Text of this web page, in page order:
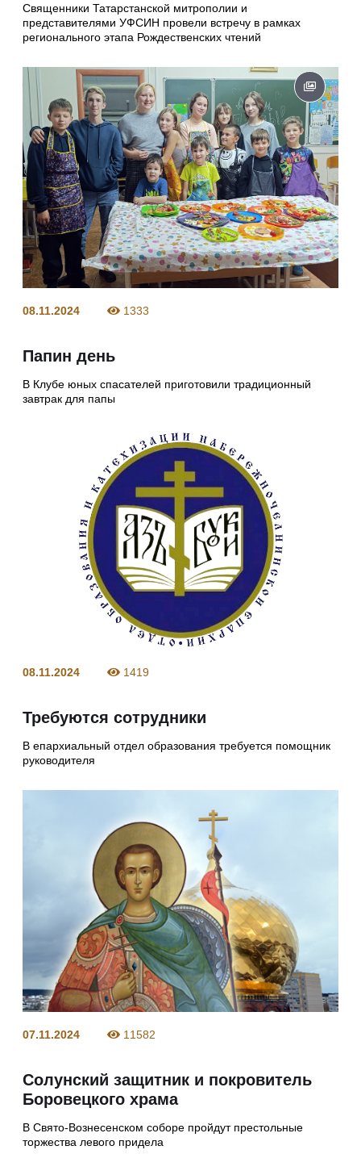
Священники Татарстанской митрополии и
представителями УФСИН провели встречу в рамках
регионального этапа Рождественских чтений
08.11.2024 1333
Папин день
В Клубе юных спасателей приготовили традиционный
завтрак для папы
08.11.2024 1419
Требуются сотрудники
В епархиальный отдел образования требуется помощник
руководителя
07.11.2024 11582
Солунский защитник и покровитель
Боровецкого храма
В Свято-Вознесенском соборе пройдут престольные
торжества левого придела